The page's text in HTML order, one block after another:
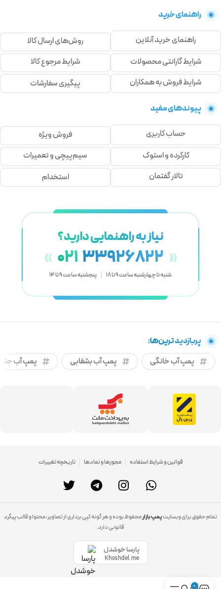
راهنمای خرید
راهنمای خرید آنلاین
روش‌های ارسال کالا
شرایط گارانتی محصولات
شرایط مرجوع کالا
شرایط فروش به همکاران
پیگیری سفارشات
پیوندهای مفید
حساب کاربری
فروش ویژه
کارکرده و استوک
سیم‌پیچی و تعمیرات
تالار گفتمان
استخدام
نیاز به راهنمایی دارید؟
« 021 33926822 »
شنبه تا چهارشنبه ساعت 9 تا 18 | پنجشنبه ساعت 9 تا 14
پربازدید ترین‌ها:
پمپ آب خانگی
پمپ آب بشقابی پمپ آب
قوانین و شرایط استفاده مجوزها و نمادها تاریخچه تغییرات
تمام حقوق برای وبسایتپمپ بازارمحفوظ بوده و هر گونه کپی برداری از تصاویر، محتوا و قالب پیگرد
قانونی دارد.
پارسا خوشدل
Khoshdel.me
0